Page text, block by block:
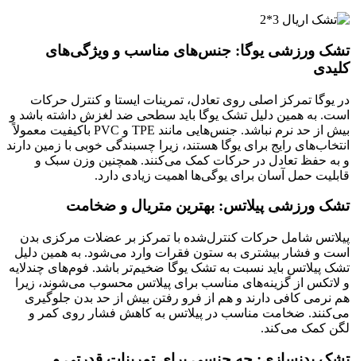
تشک ورزشی یوگا: جنس‌های مناسب و ویژگی‌های
کلیدی
در یوگا تمرکز اصلی روی تعادل، تمرینات ایستا و کنترل حرکات
است. به همین دلیل تشک یوگا باید سطحی ضد لغزش داشته باشد و
بیش از حد نرم نباشد. جنس‌هایی مانند TPE و PVC باکیفیت معمولاً
انتخاب‌های رایج برای یوگا هستند، زیرا چسبندگی خوبی با زمین دارند
و به حفظ تعادل در حرکات کمک می‌کنند. همچنین وزن سبک و
قابلیت حمل آسان برای یوگی‌ها اهمیت زیادی دارد.
تشک ورزشی پیلاتس: بهترین متریال و ضخامت
پیلاتس شامل حرکات کنترل‌شده با تمرکز بر عضلات مرکزی بدن
است و فشار بیشتری به ستون فقرات وارد می‌شود. به همین دلیل
تشک پیلاتس باید نسبت به تشک یوگا ضخیم‌تر باشد. فوم‌های چندلایه
و لاتکس از گزینه‌های مناسب برای پیلاتس محسوب می‌شوند، زیرا
هم نرمی کافی دارند و هم از فرو رفتن بیش از حد بدن جلوگیری
می‌کنند. ضخامت مناسب در پیلاتس به کاهش فشار روی کمر و
لگن کمک می‌کند.